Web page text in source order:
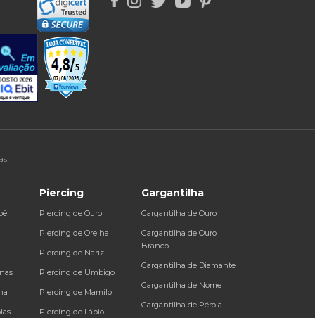
Piercing
Piercing de Ouro
Piercing de Orelha
Piercing de Nariz
Piercing de Umbigo
Piercing de Mamilo
Piercing de Lábio
Gargantilha
Gargantilha de Ouro
Gargantilha de Ouro
Branco
Gargantilha de Diamante
Gargantilha de Nome
Gargantilha de Pérola